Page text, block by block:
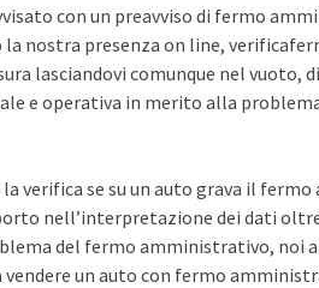
con un preavviso di fermo
nostra presenza on line,
lasciandovi comunque nel vuoto,
e operativa in merito alla
verifica se su un auto grava il
nell’interpretazione dei dati
del fermo amministrativo, noi
un auto con fermo